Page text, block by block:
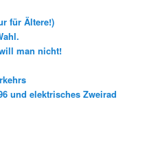
für Ältere!)
man nicht!
und elektrisches Zweirad